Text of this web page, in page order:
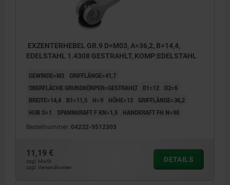
EXZENTERHEBEL GR.9 D=M03, A=36,2, B=14,4,
EDELSTAHL 1.4308 GESTRAHLT, KOMP:EDELSTAHL
GEWINDE=M3
GRIFFLÄNGE=41,7
OBERFLÄCHE GRUNDKÖRPER=GESTRAHLT
D1=12
D2=6
BREITE=14,4
B1=11,5 H=9 HÖHE=13
GRIFFLÄNGE=36,2
HUB S=1
SPANNKRAFT F KN=1,5 HANDKRAFT FH N=90
Bestellnummer: 04232-9512303
11,19 €
zzgl. MwSt.
zzgl. Versandkosten
DETAILS